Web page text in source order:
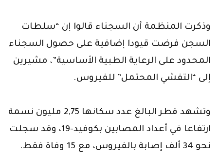
وذكرت المنظمة أن السجناء قالوا إن “سلطات
السجن فرضت قيودا إضافية على حصول السجناء
المحدود على الرعاية الطبية الأساسية”، مشيرين
إلى “التفشي المحتمل” للفيروس.
وتشهد قطر البالغ عدد سكانها 2,75 مليون نسمة
ارتفاعا في أعداد المصابين بكوفيد-19، وقد سجلت
نحو 34 ألف إصابة بالفيروس، مع 15 وفاة فقط.